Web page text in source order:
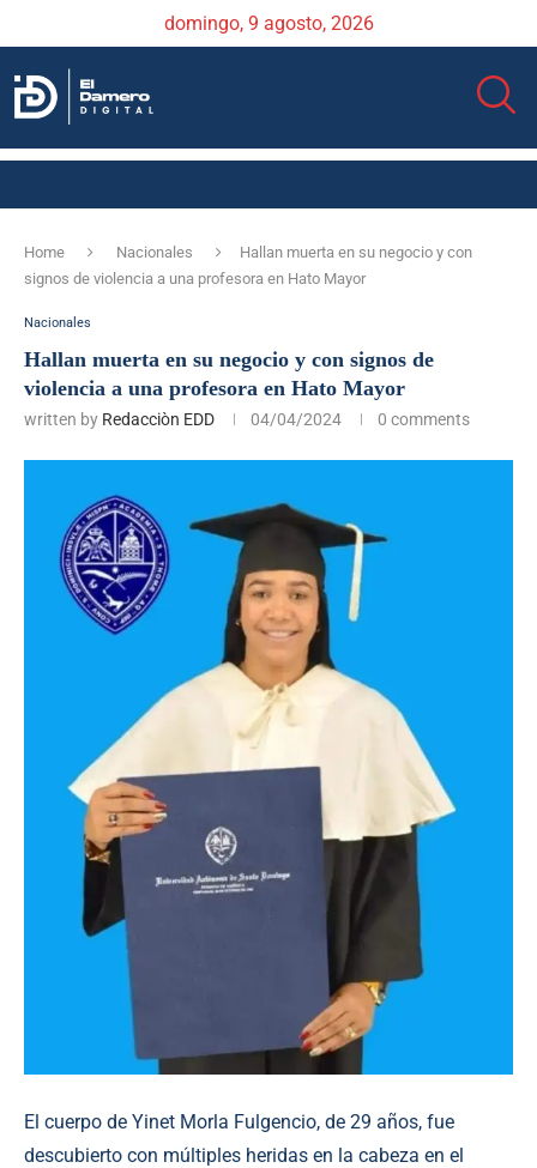
domingo, 9 agosto, 2026
Home Nacionales
Hallan muerta en su negocio y con
signos de violencia a una profesora en Hato Mayor
Nacionales
Hallan muerta en su negocio y con signos de
violencia a una profesora en Hato Mayor
written by Redacciòn EDD 04/04/2024 0 comments
El cuerpo de Yinet Morla Fulgencio, de 29 años, fue
descubierto con múltiples heridas en la cabeza en el